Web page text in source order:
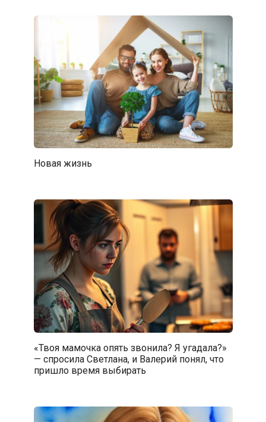
Новая жизнь
«Твоя мамочка опять звонила? Я угадала?»
— спросила Светлана, и Валерий понял, что
пришло время выбирать